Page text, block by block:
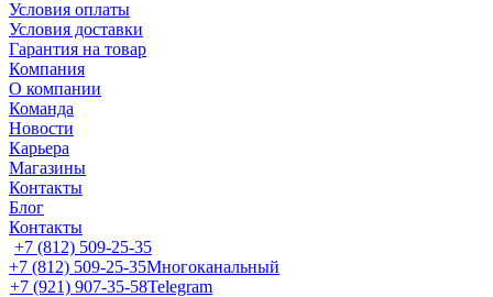
Условия оплаты
Условия доставки
Гарантия на товар
Компания
О компании
Команда
Новости
Карьера
Магазины
Контакты
Блог
Контакты
+7 (812) 509-25-35
+7 (812) 509-25-35Многоканальный
+7 (921) 907-35-58Telegram